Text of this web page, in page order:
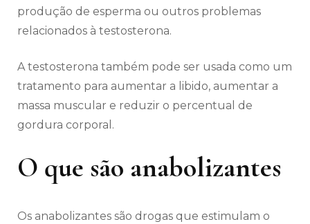
produção de esperma ou outros problemas
relacionados à testosterona.
A testosterona também pode ser usada como um
tratamento para aumentar a libido, aumentar a
massa muscular e reduzir o percentual de
gordura corporal.
O que são anabolizantes
Os anabolizantes são drogas que estimulam o